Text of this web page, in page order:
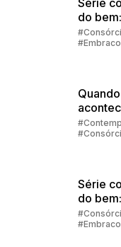
do bem:
Quando
no
Série
do
sair das
dívidas